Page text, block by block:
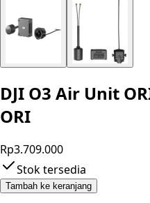
DJI O3 Air Unit
ORI
Rp3.709.000
Stok tersedia
Tambah ke keranjang